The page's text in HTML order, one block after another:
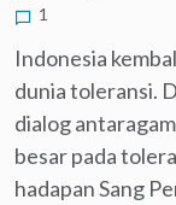
1
Indonesia
dunia toleransi.
dialog
besar pada
hadapan Sang